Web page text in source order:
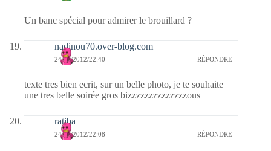
Un banc spécial pour admirer le brouillard ?
nadinou70.over-blog.com
24/01/2012/22:40 RÉPONDRE
texte tres bien ecrit, sur un belle photo, je te souhaite
une tres belle soirée gros bizzzzzzzzzzzzzzous
ratiba
24/01/2012/22:08 RÉPONDRE